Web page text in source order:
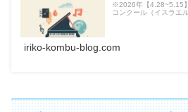
※2026年【4.28~5.15
コンクール（イスラ
iriko-kombu-blog.com